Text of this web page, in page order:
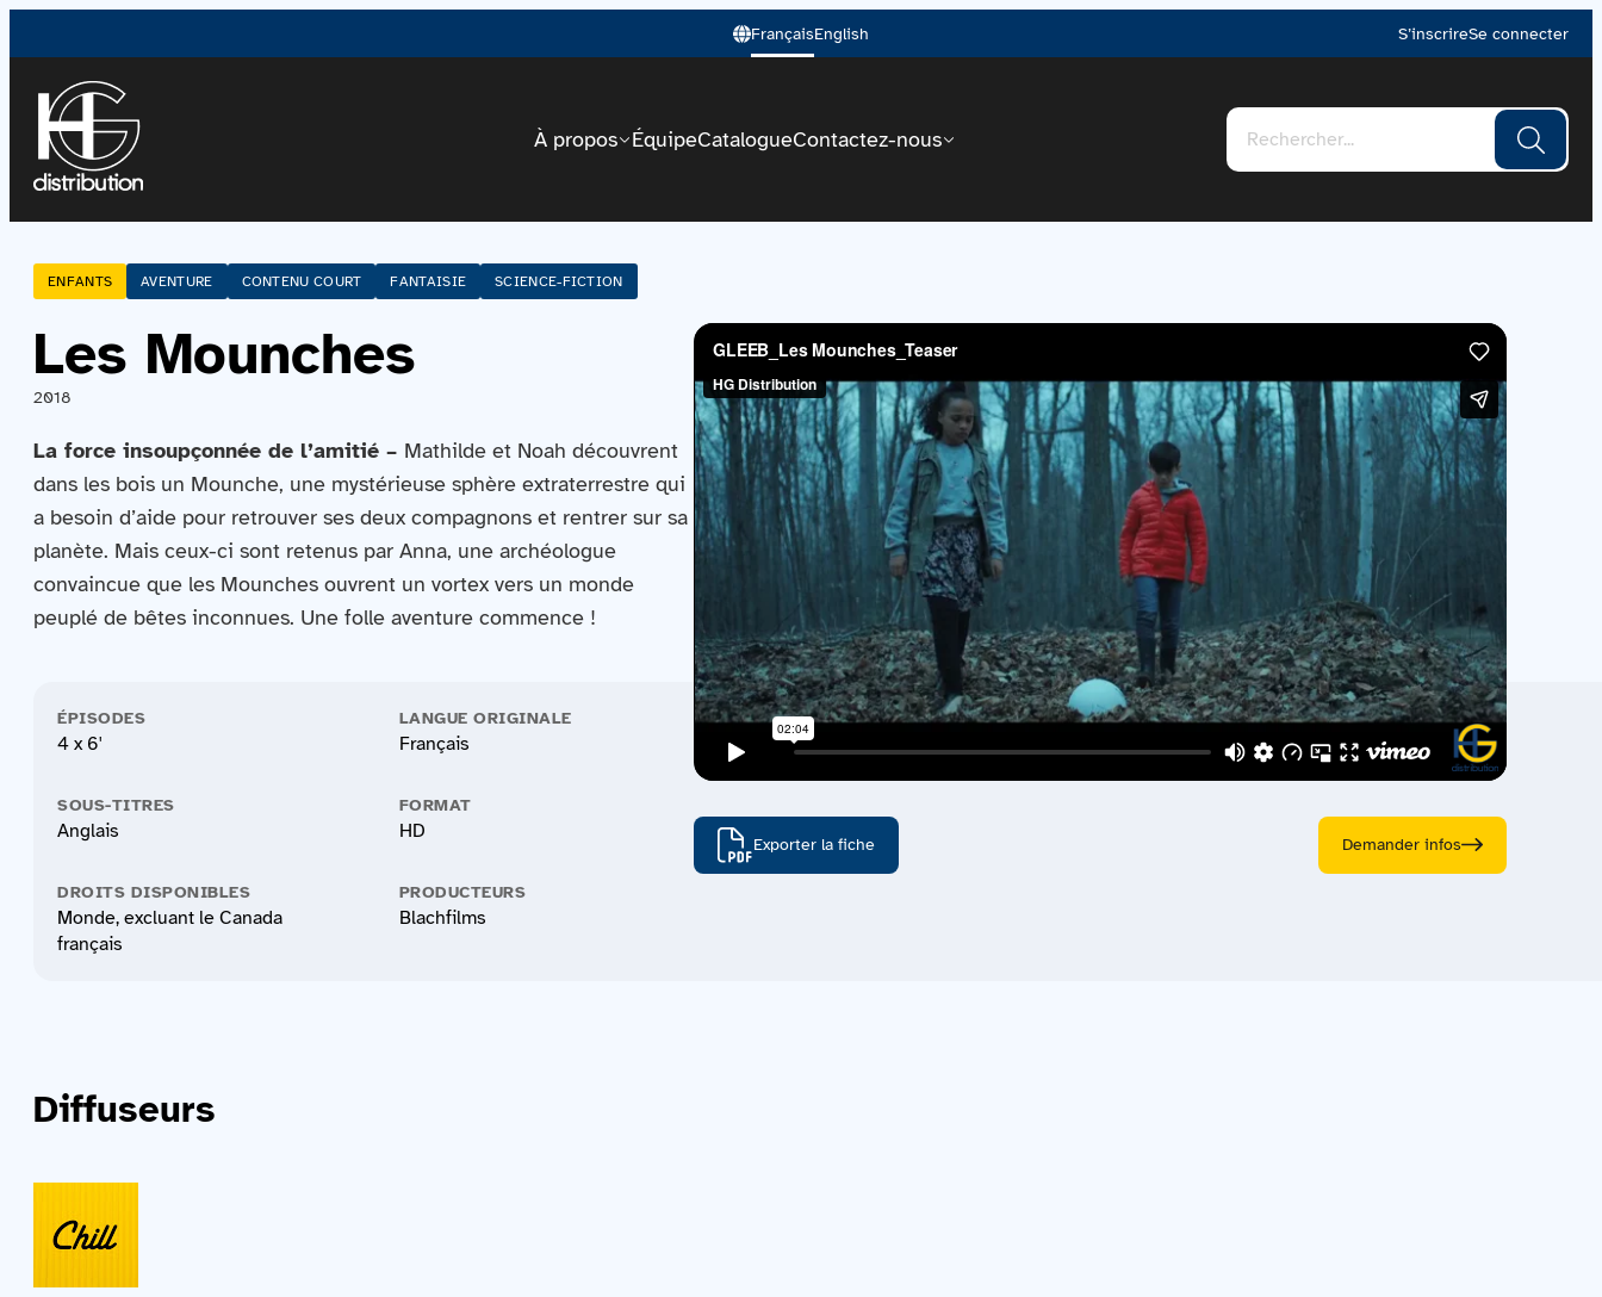
FrançaisEnglish S’inscrireSe connecter
À propos ÉquipeCatalogueContactez-nous
ENFANTS AVENTURE CONTENU COURT FANTAISIE SCIENCE-FICTION
Les Mounches
2018
La force insoupçonnée de l’amitié – Mathilde et Noah découvrent
dans les bois un Mounche, une mystérieuse sphère extraterrestre qui
a besoin d’aide pour retrouver ses deux compagnons et rentrer sur sa
planète. Mais ceux-ci sont retenus par Anna, une archéologue
convaincue que les Mounches ouvrent un vortex vers un monde
peuplé de bêtes inconnues. Une folle aventure commence !
ÉPISODES
4 x 6'
LANGUE ORIGINALE
Français
SOUS-TITRES
Anglais
FORMAT
HD
DROITS DISPONIBLES
Monde, excluant le Canada
français
PRODUCTEURS
Blachfilms
Exporter la fiche Demander infos
Diffuseurs